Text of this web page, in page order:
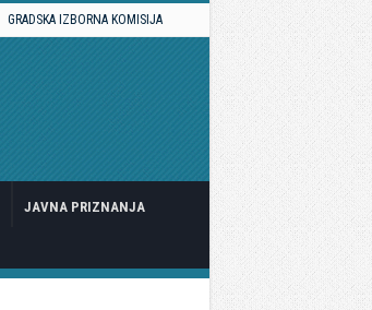
GRADSKA IZBORNA KOMISIJA
JAVNA PRIZNANJA